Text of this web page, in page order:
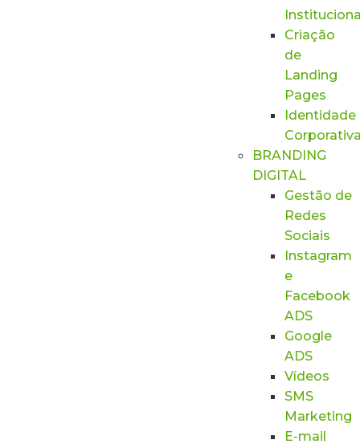
Criação
de
Landing
Pages
Identidade
BRANDING
DIGITAL
Gestão de
Redes
Sociais
Instagram
e
Facebook
ADS
Google
ADS
Vídeos
SMS
Marketing
E-mail